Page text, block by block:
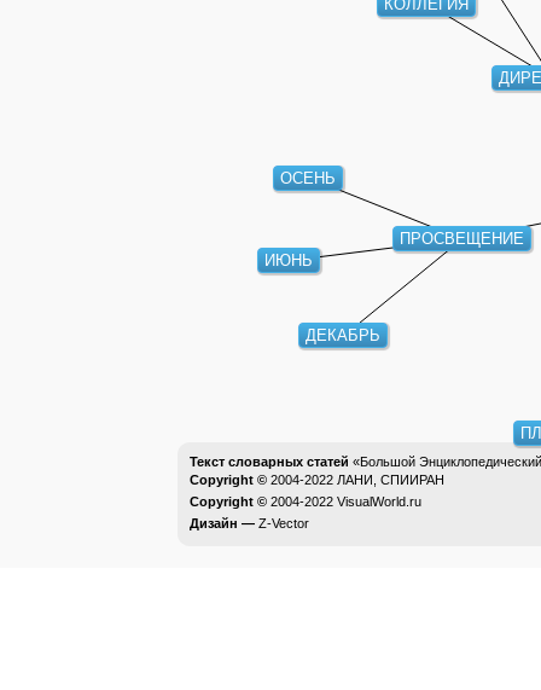
ПРОСВЕЩЕНИЕ
КОЛЛЕГИЯ
ОСЕНЬ
ИЮНЬ
ДЕКАБРЬ
Текст словарных статей «Большой
Copyright © 2004-2022 ЛАНИ, СПИИРАН
Copyright © 2004-2022 VisualWorld.ru
Дизайн — Z-Vector